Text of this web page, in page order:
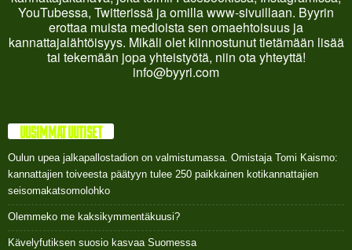
YouTubessa, Twitterissä ja omilla www-sivuillaan. Byyrin
erottaa muista medioista sen omaehtoisuus ja
kannattajalähtöisyys. Mikäli olet kiinnostunut tietämään lisää
tai tekemään jopa yhteistyötä, niin ota yhteyttä!
info@byyri.com
UUSIMMAT UUTISET
Oulun upea jalkapallostadion on valmistumassa. Omistaja Tomi Kaismo:
kannattajien toiveesta päätyyn tulee 250 paikkainen kotikannattajien
seisomakatsomolohko
Olemmeko me kaksikymmentäkuusi?
Kävelyfutiksen suosio kasvaa Suomessa